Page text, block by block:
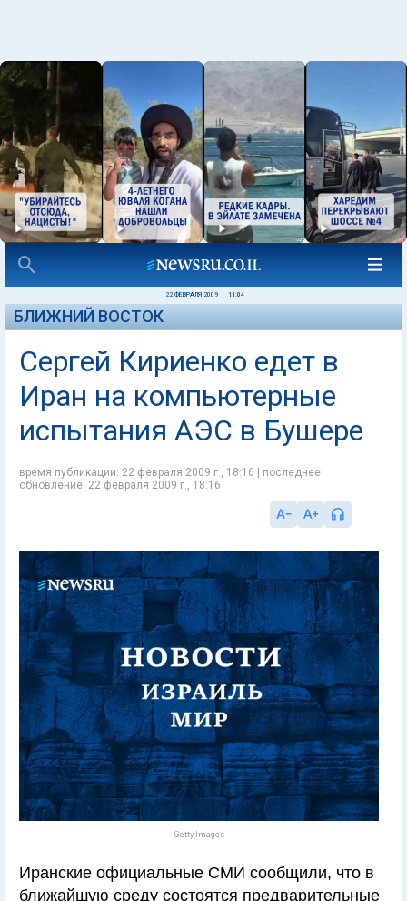
22 ФЕВРАЛЯ 2009 11:04
БЛИЖНИЙ ВОСТОК
Сергей Кириенко едет в
Иран на компьютерные
испытания АЭС в Бушере
время публикации: 22 февраля 2009 г., 18:16 | последнее
обновление: 22 февраля 2009 г., 18:16
Getty Images
Иранские официальные СМИ сообщили, что в
ближайшую среду состоятся предварительные